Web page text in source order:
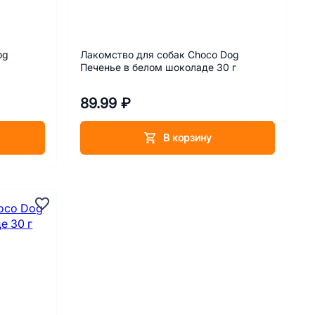
Лакомство для собак Choco Dog
Печенье в белом шоколаде 30 г
89.99 ₽
В корзину